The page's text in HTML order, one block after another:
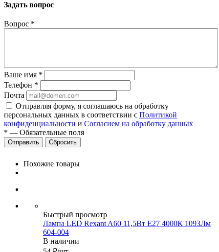
Задать вопрос
Вопрос *
Ваше имя *
Телефон *
Почта
Отправляя форму, я соглашаюсь на обработку
персональных данных в соответствии с Политикой
конфиденциальности и Согласием на обработку данных
* — Обязательные поля
Сбросить
Похожие товары
Быстрый просмотр
Лампа LED Rexant A60 11,5Вт Е27 4000К 1093Лм
604-004
В наличии